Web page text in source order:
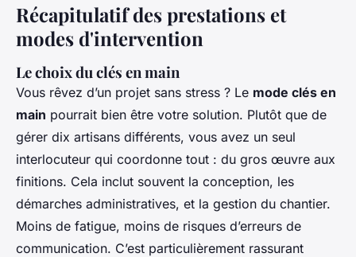
Récapitulatif des prestations et
modes d'intervention
Le choix du clés en main
Vous rêvez d’un projet sans stress ? Le mode clés en
main pourrait bien être votre solution. Plutôt que de
gérer dix artisans différents, vous avez un seul
interlocuteur qui coordonne tout : du gros œuvre aux
finitions. Cela inclut souvent la conception, les
démarches administratives, et la gestion du chantier.
Moins de fatigue, moins de risques d’erreurs de
communication. C’est particulièrement rassurant